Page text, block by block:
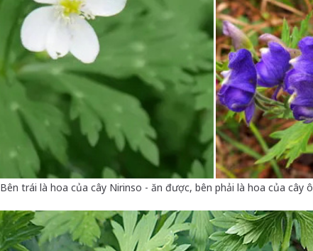
Bên trái là hoa của cây Nirinso - ăn được, bên phải là hoa của cây